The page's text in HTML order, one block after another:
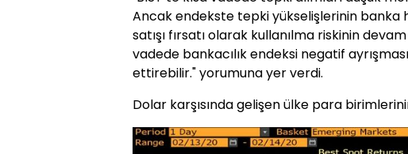
Ancak endekste tepki yükselişlerinin banka
satışı fırsatı olarak kullanılma riskinin
vadede bankacılık endeksi negatif
ettirebilir." yorumuna yer verdi.
Dolar karşısında gelişen ülke para